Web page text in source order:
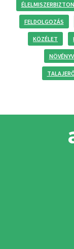
FELDOLGOZÁS
KÖZÉLET